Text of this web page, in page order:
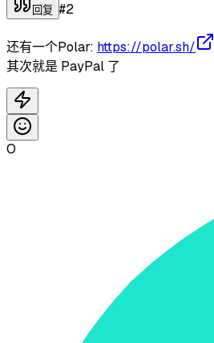
回复 #2
还有一个Polar: https://polar.sh/
其次就是 PayPal 了
O